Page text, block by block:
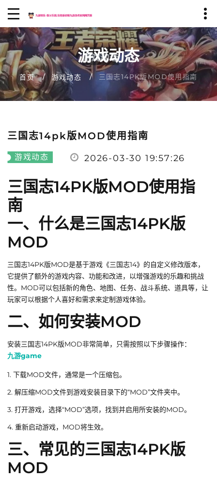
游戏动态
首页 游戏动态 三国志14PK版MOD使用指南
三国志14pk版MOD使用指南
游戏动态 2026-03-30 19:57:26
三国志14PK版MOD使用指
南
一、什么是三国志14PK版
MOD
三国志14PK版MOD是基于游戏《三国志14》的自定义修改版本，
它提供了额外的游戏内容、功能和改进，以增强游戏的乐趣和挑战
性。MOD可以包括新的角色、地图、任务、战斗系统、道具等，让
玩家可以根据个人喜好和需求来定制游戏体验。
二、如何安装MOD
安装三国志14PK版MOD非常简单，只需按照以下步骤操作：
九游game
1. 下载MOD文件，通常是一个压缩包。
2. 解压缩MOD文件到游戏安装目录下的“MOD”文件夹中。
3. 打开游戏，选择“MOD”选项，找到并启用所安装的MOD。
4. 重新启动游戏，MOD将生效。
三、常见的三国志14PK版
MOD